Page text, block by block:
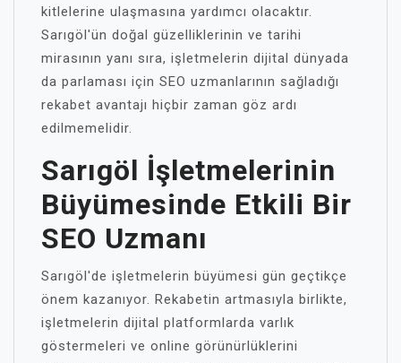
kitlelerine ulaşmasına yardımcı olacaktır.
Sarıgöl'ün doğal güzelliklerinin ve tarihi
mirasının yanı sıra, işletmelerin dijital dünyada
da parlaması için SEO uzmanlarının sağladığı
rekabet avantajı hiçbir zaman göz ardı
edilmemelidir.
Sarıgöl İşletmelerinin
Büyümesinde Etkili Bir
SEO Uzmanı
Sarıgöl'de işletmelerin büyümesi gün geçtikçe
önem kazanıyor. Rekabetin artmasıyla birlikte,
işletmelerin dijital platformlarda varlık
göstermeleri ve online görünürlüklerini